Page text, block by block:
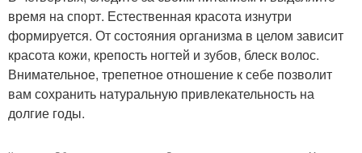
время на спорт. Естественная красота изнутри
формируется. От состояния организма в целом зависит
красота кожи, крепость ногтей и зубов, блеск волос.
Внимательное, трепетное отношение к себе позволит
вам сохранить натуральную привлекательность на
долгие годы.